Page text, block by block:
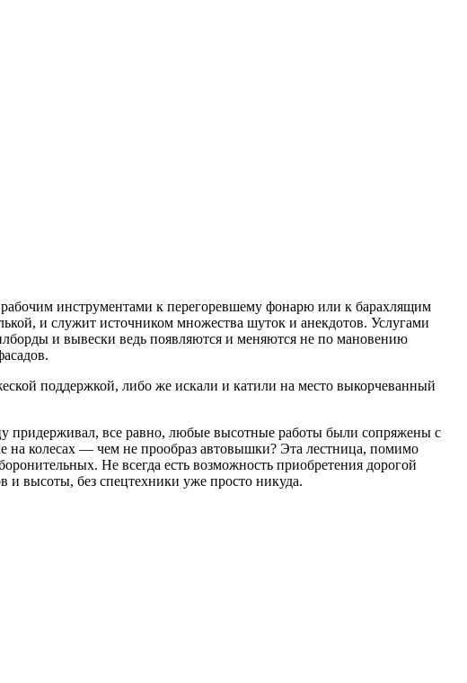
инструментами к перегоревшему фонарю или к барахлящим
и служит источником множества шуток и анекдотов. Услугами
и вывески ведь появляются и меняются не по мановению
поддержкой, либо же искали и катили на место выкорчеванный
придерживал, все равно, любые высотные работы были сопряжены с
на колесах — чем не прообраз автовышки? Эта лестница, помимо
Не всегда есть возможность приобретения дорогой
и высоты, без спецтехники уже просто никуда.